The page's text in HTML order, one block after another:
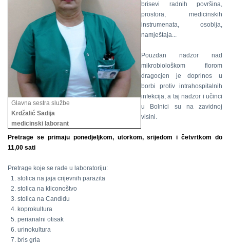
Glavna sestra službe
Krdžalić Sadija
medicinski laborant
brisevi radnih površina,
prostora, medicinskih
instrumenata, osoblja,
namještaja...
Pouzdan nadzor nad
mikrobiološkom florom
dragocjen je doprinos u
borbi protiv intrahospitalnih
infekcija, a taj nadzor i učinci
u Bolnici su na zavidnoj
visini.
Pretrage se primaju ponedjeljkom, utorkom, srijedom i četvrtkom do
11,00 sati
Pretrage koje se rade u laboratoriju:
1. stolica na jaja crijevnih parazita
2. stolica na kliconoštvo
3. stolica na Candidu
4. koprokultura
5. perianalni otisak
6. urinokultura
7. bris grla